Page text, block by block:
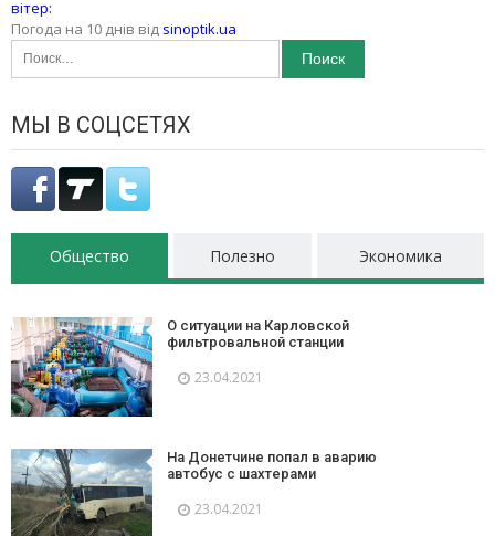
вітер:
Погода на 10 днів від sinoptik.ua
Найти:
МЫ В СОЦСЕТЯХ
Общество Полезно Экономика
О ситуации на Карловской
фильтровальной станции
23.04.2021
На Донетчине попал в аварию
автобус с шахтерами
23.04.2021